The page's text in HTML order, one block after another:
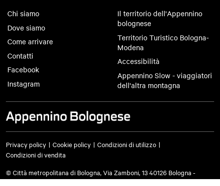
Chi siamo
Dove siamo
Come arrivare
Contatti
Facebook
Instagram
Il territorio dell'Appennino
bolognese
Territorio Turistico Bologna-
Modena
Accessibilità
Appennino Slow - viaggiatori
dell'altra montagna
Privacy policy Cookie policy
Condizioni di utilizzo
Condizioni di vendita
© Città metropolitana di Bologna, Via Zamboni, 13 40126 Bologna -